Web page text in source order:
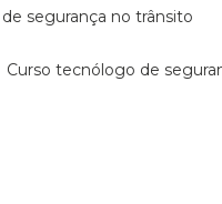
de segurança no trânsito
curso tecnólogo de